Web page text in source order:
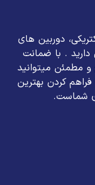
دوربین های
. با ضمانت
سریع و مطمئن میتوانید
کردن بهترین
شماست.